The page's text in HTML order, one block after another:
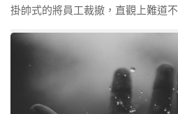
掛帥式的將員工裁撤，直觀上難道